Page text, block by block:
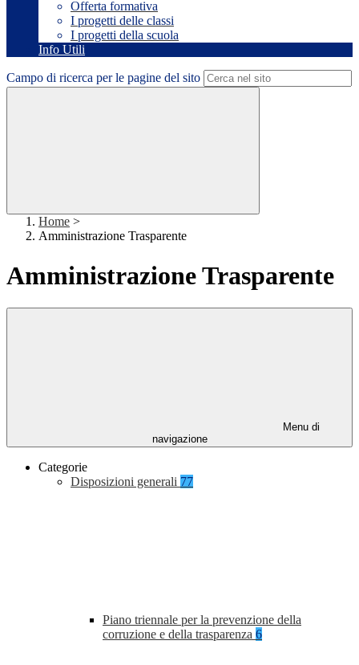
Offerta formativa
I progetti delle classi
I progetti della scuola
Info Utili
Campo di ricerca per le pagine del sito
Home >
Amministrazione Trasparente
Amministrazione Trasparente
Menu di
navigazione
Categorie
Disposizioni generali 77
Piano triennale per la prevenzione della
corruzione e della trasparenza 6